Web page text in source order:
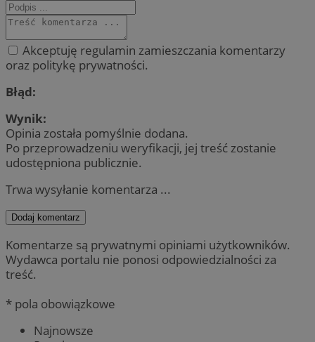
Akceptuję regulamin zamieszczania komentarzy
oraz politykę prywatności.
Błąd:
Wynik:
Opinia została pomyślnie dodana.
Po przeprowadzeniu weryfikacji, jej treść zostanie
udostępniona publicznie.
Trwa wysyłanie komentarza ...
Dodaj komentarz
Komentarze są prywatnymi opiniami użytkowników.
Wydawca portalu nie ponosi odpowiedzialności za
treść.
* pola obowiązkowe
Najnowsze